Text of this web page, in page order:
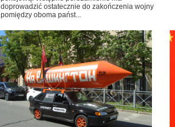
doprowadzić ostatecznie do zakończenia wojny
pomiędzy oboma państ...